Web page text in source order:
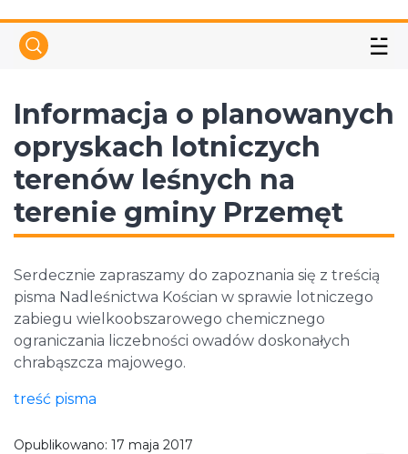
☱
Informacja o planowanych
opryskach lotniczych
terenów leśnych na
terenie gminy Przemęt
Serdecznie zapraszamy do zapoznania się z treścią
pisma Nadleśnictwa Kościan w sprawie lotniczego
zabiegu wielkoobszarowego chemicznego
ograniczania liczebności owadów doskonałych
chrabąszcza majowego.
treść pisma
Opublikowano: 17 maja 2017